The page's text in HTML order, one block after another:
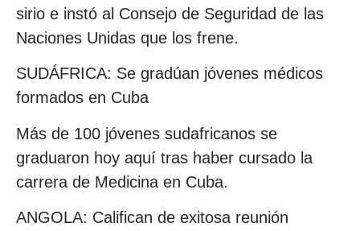
sirio e instó al Consejo de Seguridad de las
Naciones Unidas que los frene.
SUDÁFRICA: Se gradúan jóvenes médicos
formados en Cuba
Más de 100 jóvenes sudafricanos se
graduaron hoy aquí tras haber cursado la
carrera de Medicina en Cuba.
ANGOLA: Califican de exitosa reunión